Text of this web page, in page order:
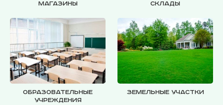
Магазины Склады
Образовательные
учреждения
Земельные участки